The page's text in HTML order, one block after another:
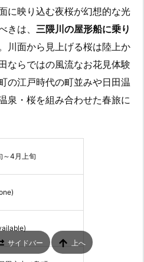
に映り込む夜桜が幻想的な光
きは、 三隈川の屋形船に乗り
川面から見上げる桜は陸上か
ならではの風流なお花見体験
の江戸時代の町並みや日田温
泉・桜を組み合わせた春旅に
～4月上旬
サイドバー 上へ